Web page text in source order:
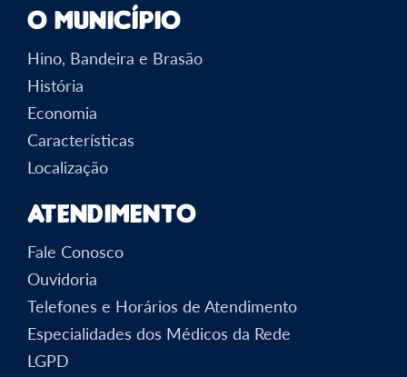
O Município
Hino, Bandeira e Brasão
História
Economia
Características
Localização
Atendimento
Fale Conosco
Ouvidoria
Telefones e Horários de Atendimento
Especialidades dos Médicos da Rede
LGPD